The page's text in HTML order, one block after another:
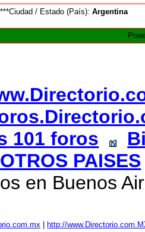
***Ciudad / Estado (País):Argentina
101 foros
PAISES
en Buenos
http://